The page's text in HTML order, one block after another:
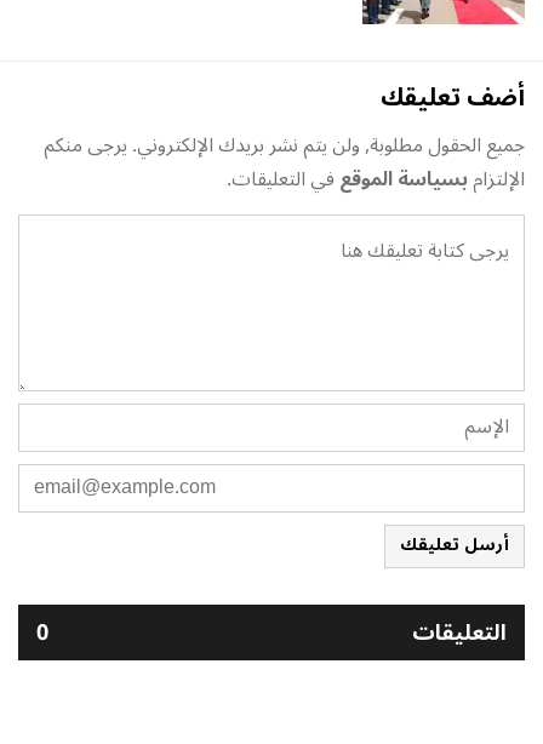
أضف تعليقك
جميع الحقول مطلوبة, ولن يتم نشر بريدك الإلكتروني. يرجى منكم
الإلتزامبسياسة الموقعفي التعليقات.
أرسل تعليقك
التعليقات 0